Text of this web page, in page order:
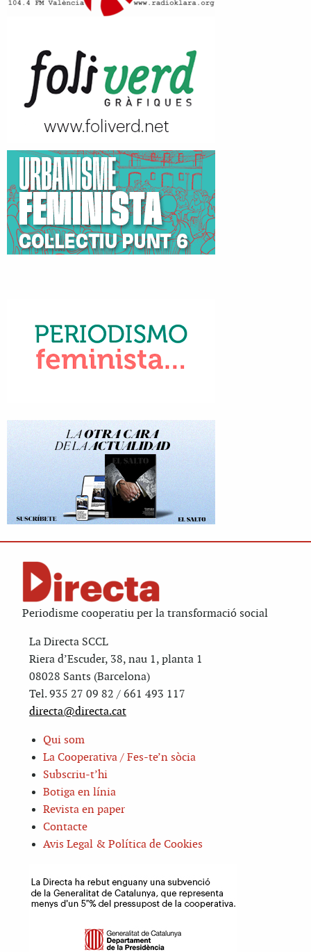
Periodisme cooperatiu per la transformació social
La Directa SCCL
Riera d’Escuder, 38, nau 1, planta 1
08028 Sants (Barcelona)
Tel. 935 27 09 82 / 661 493 117
directa@directa.cat
Qui som
La Cooperativa / Fes-te’n sòcia
Subscriu-t’hi
Botiga en línia
Revista en paper
Contacte
Avis Legal & Política de Cookies